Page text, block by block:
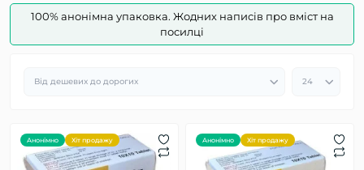
100% анонімна упаковка. Жодних написів про вміст на
посилці
Анонімно Хіт продажу Анонімно Хіт продажу